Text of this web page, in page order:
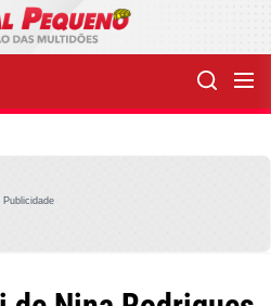
Publicidade